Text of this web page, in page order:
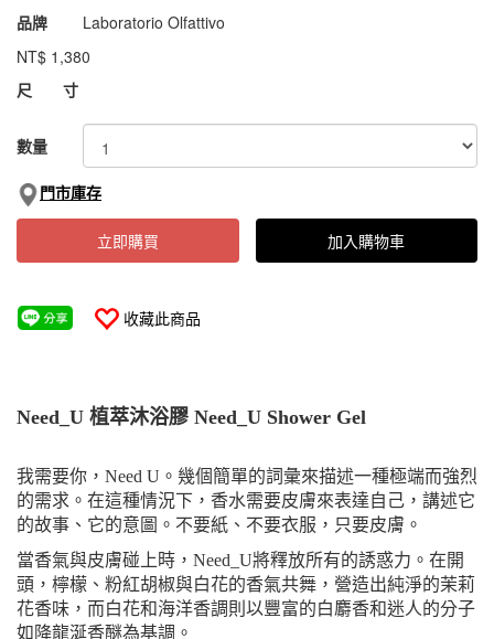
商品代號 022aLO019
022aLO019
品牌
Laboratorio Olfattivo
NT$ 1,380
GOODS000000000000007186604
尺 寸
數量
門市庫存
立即購買 加入購物車
收藏此商品
Need_U 植萃沐浴膠 Need_U Shower Gel
我需要你，Need U。幾個簡單的詞彙來描述一種極端而強烈
的需求。在這種情況下，香水需要皮膚來表達自己，講述它
的故事、它的意圖。不要紙、不要衣服，只要皮膚。
當香氣與皮膚碰上時，Need_U將釋放所有的誘惑力。在開
頭，檸檬、粉紅胡椒與白花的香氣共舞，營造出純淨的茉莉
花香味，而白花和海洋香調則以豐富的白麝香和迷人的分子
如降龍涎香醚為基調。